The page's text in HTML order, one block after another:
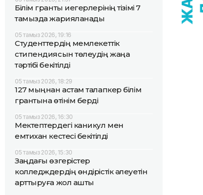
Білім гранты иегерлерінің тізімі 7
тамызда жарияланады
05 тамыз 2026, 19:16
Студенттердің мемлекеттік
стипендиясын төлеудің жаңа
тәртібі бекітілді
05 тамыз 2026, 18:29
127 мыңнан астам талапкер білім
грантына өтінім берді
05 тамыз 2026, 16:30
Мектептердегі каникул мен
емтихан кестесі бекітілді
05 тамыз 2026, 15:30
Заңдағы өзгерістер
колледждердің өндірістік әлеуетін
арттыруға жол ашты